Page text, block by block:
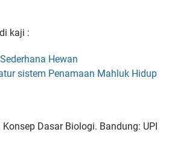
kaji :
Hewan
sistem Penamaan Mahluk Hidup
Dasar Biologi. Bandung: UPI